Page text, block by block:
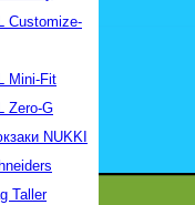
Customize-
Mini-Fit
Zero-G
NUKKI
Taller